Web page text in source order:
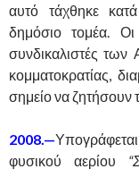
αυτό τάχθηκε
δημόσιο τομέα.
συνδικαλιστές
κομματοκρατίας,
σημείο να ζητήσουν
2008.—
φυσικού αερίου